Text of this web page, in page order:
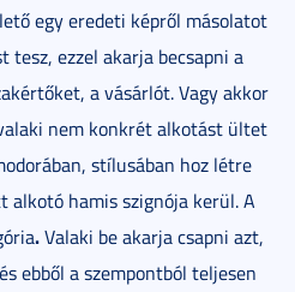
egy eredeti képről másolatot
tesz, ezzel akarja becsapni a
a vásárlót. Vagy akkor
nem konkrét alkotást ültet
stílusában hoz létre
hamis szignója kerül. A
.Valaki be akarja csapni azt,
ebből a szempontból teljesen